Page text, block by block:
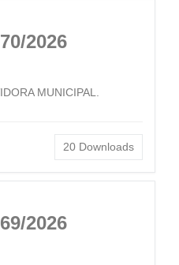
2026
MUNICIPAL.
20 Downloads
2026